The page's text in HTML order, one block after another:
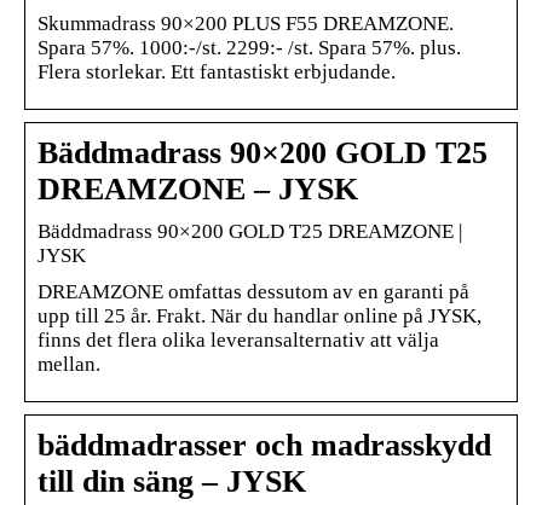
Skummadrass 90×200 PLUS F55 DREAMZONE.
Spara 57%. 1000:-/st. 2299:- /st. Spara 57%. plus.
Flera storlekar. Ett fantastiskt erbjudande.
Bäddmadrass 90×200 GOLD T25
DREAMZONE – JYSK
Bäddmadrass 90×200 GOLD T25 DREAMZONE |
JYSK
DREAMZONE omfattas dessutom av en garanti på
upp till 25 år. Frakt. När du handlar online på JYSK,
finns det flera olika leveransalternativ att välja
mellan.
bäddmadrasser och madrasskydd
till din säng – JYSK